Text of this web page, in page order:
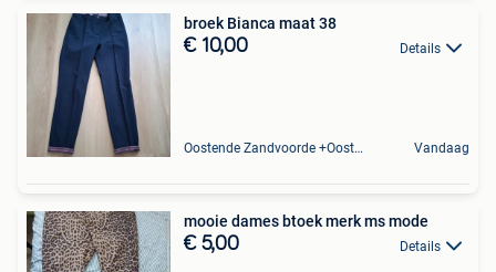
broek Bianca maat 38
€ 10,00 Details
Oostende Zandvoorde +Oostende Vandaag
mooie dames btoek merk ms mode
€ 5,00 Details